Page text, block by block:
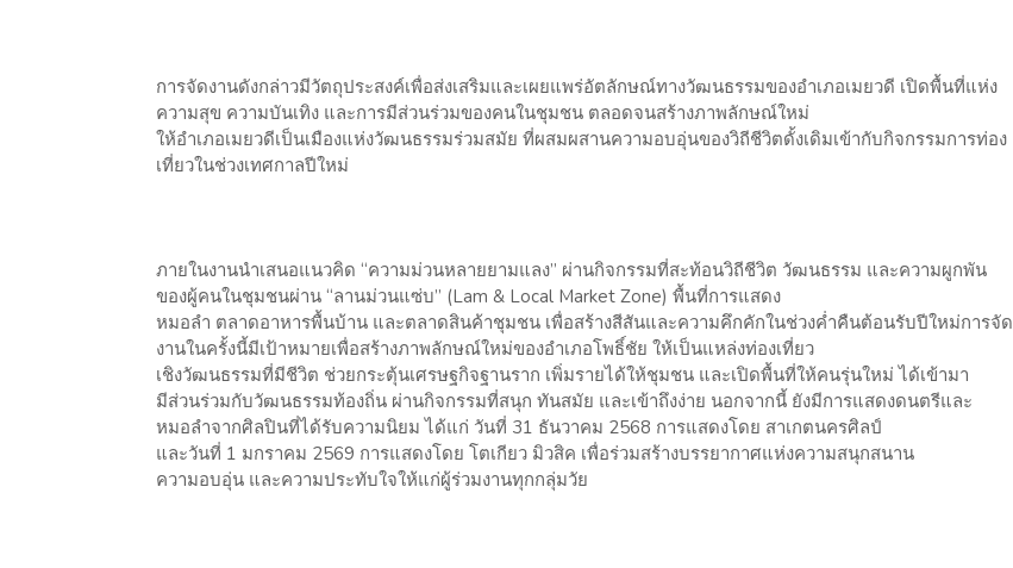
การจัดงานดังกล่าวมีวัตถุประสงค์เพื่อส่งเสริมและเผยแพร่อัตลักษณ์ทางวัฒนธรรมของอำเภอเมยวดี เปิดพื้นที่แห่ง
ความสุข ความบันเทิง และการมีส่วนร่วมของคนในชุมชน ตลอดจนสร้างภาพลักษณ์ใหม่
ให้อำเภอเมยวดีเป็นเมืองแห่งวัฒนธรรมร่วมสมัย ที่ผสมผสานความอบอุ่นของวิถีชีวิตดั้งเดิมเข้ากับกิจกรรมการท่อง
เที่ยวในช่วงเทศกาลปีใหม่
ภายในงานนำเสนอแนวคิด “ความม่วนหลายยามแลง” ผ่านกิจกรรมที่สะท้อนวิถีชีวิต วัฒนธรรม และความผูกพัน
ของผู้คนในชุมชนผ่าน “ลานม่วนแซ่บ” (Lam & Local Market Zone) พื้นที่การแสดง
หมอลำ ตลาดอาหารพื้นบ้าน และตลาดสินค้าชุมชน เพื่อสร้างสีสันและความคึกคักในช่วงค่ำคืนต้อนรับปีใหม่การจัด
งานในครั้งนี้มีเป้าหมายเพื่อสร้างภาพลักษณ์ใหม่ของอำเภอโพธิ์ชัย ให้เป็นแหล่งท่องเที่ยว
เชิงวัฒนธรรมที่มีชีวิต ช่วยกระตุ้นเศรษฐกิจฐานราก เพิ่มรายได้ให้ชุมชน และเปิดพื้นที่ให้คนรุ่นใหม่ ได้เข้ามา
มีส่วนร่วมกับวัฒนธรรมท้องถิ่น ผ่านกิจกรรมที่สนุก ทันสมัย และเข้าถึงง่าย นอกจากนี้ ยังมีการแสดงดนตรีและ
หมอลำจากศิลปินที่ได้รับความนิยม ได้แก่ วันที่ 31 ธันวาคม 2568 การแสดงโดย สาเกตนครศิลป์
และวันที่ 1 มกราคม 2569 การแสดงโดย โตเกียว มิวสิค เพื่อร่วมสร้างบรรยากาศแห่งความสนุกสนาน
ความอบอุ่น และความประทับใจให้แก่ผู้ร่วมงานทุกกลุ่มวัย